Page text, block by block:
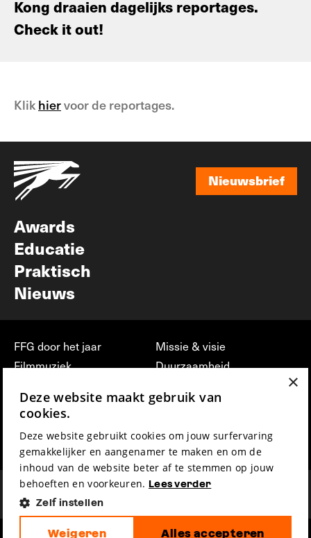
Kong draaien dagelijks reportages.
Check it out!
Klikhiervoor de reportages.
Nieuwsbrief
Awards
Educatie
Praktisch
Nieuws
FFG door het jaar
Filmmuziek
Press & Industry
Film Fest Friends
Missie & visie
Duurzaamheid
vrijwilligerswerk bij FFG
Privacy & Disclaimer
×
Deze website maakt gebruik van
cookies.
Deze website gebruikt cookies om jouw surfervaring
gemakkelijker en aangenamer te maken en om de
inhoud van de website beter af te stemmen op jouw
behoeften en voorkeuren. Lees verder
Zelf instellen
Alles accepteren
Weigeren